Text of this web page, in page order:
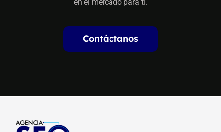
en el mercado para tí.
Contáctanos